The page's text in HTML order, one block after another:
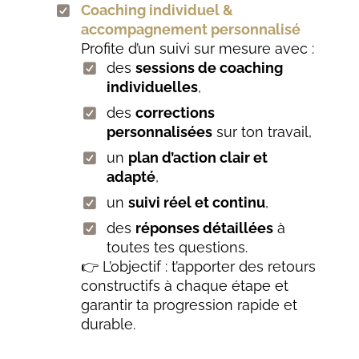
Coaching individuel &
accompagnement personnalisé
Profite d’un suivi sur mesure avec :
des sessions de coaching
individuelles,
des corrections
personnalisées sur ton travail,
un plan d’action clair et
adapté,
un suivi réel et continu,
des réponses détaillées à
toutes tes questions.
👉 L’objectif : t’apporter des retours
constructifs à chaque étape et
garantir ta progression rapide et
durable.